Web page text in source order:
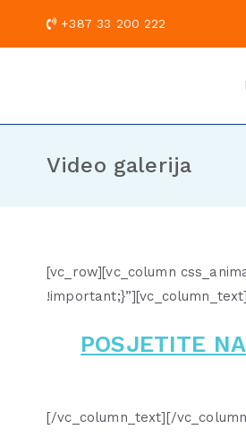
+387
Video galerija
[vc_row][vc_column
POSJETITE
[/vc_column_text][/